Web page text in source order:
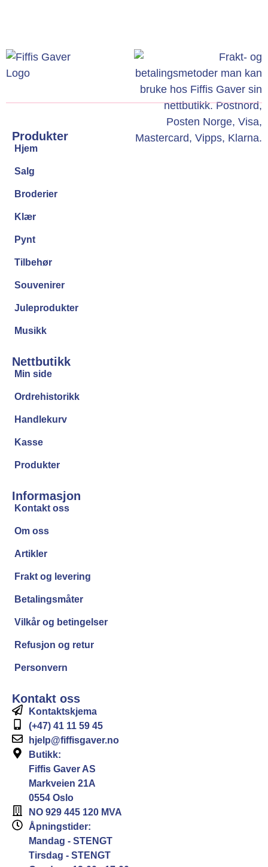
Produkter
Hjem
Salg
Broderier
Klær
Pynt
Tilbehør
Souvenirer
Juleprodukter
Musikk
Nettbutikk
Min side
Ordrehistorikk
Handlekurv
Kasse
Produkter
Informasjon
Kontakt oss
Om oss
Artikler
Frakt og levering
Betalingsmåter
Vilkår og betingelser
Refusjon og retur
Personvern
Kontakt oss
Kontaktskjema
(+47) 41 11 59 45
hjelp@fiffisgaver.no
Butikk:
Fiffis Gaver AS
Markveien 21A
0554 Oslo
NO 929 445 120 MVA
Åpningstider:
Mandag - STENGT
Tirsdag - STENGT